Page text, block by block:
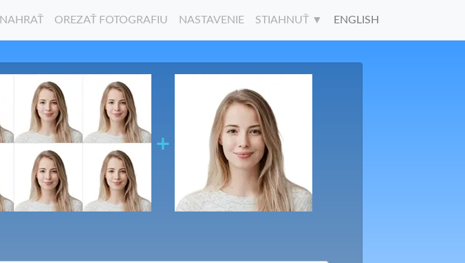
NAHRAŤ OREZAŤ FOTOGRAFIU NASTAVENIE STIAHNUŤ ▼ ENGLISH